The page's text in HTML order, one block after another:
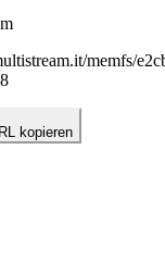
memfs/
kopieren